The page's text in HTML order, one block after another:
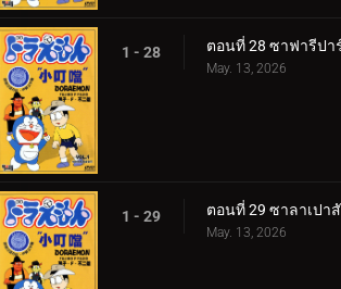
1 - 28
May. 13, 2026
1 - 29 ตอนที่ 29 ซาลาเปา
May. 13, 2026